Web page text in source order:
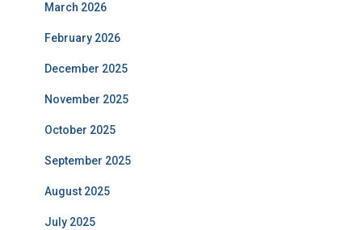
March 2026
February 2026
December 2025
November 2025
October 2025
September 2025
August 2025
July 2025